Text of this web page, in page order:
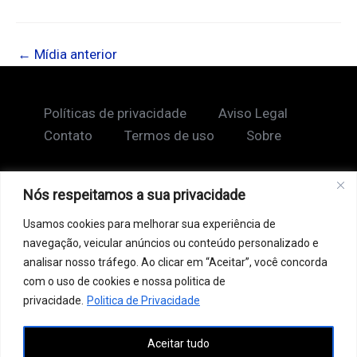
Nós respeitamos a sua privacidade
Usamos cookies para melhorar sua experiência de
navegação, veicular anúncios ou conteúdo personalizado e
analisar nosso tráfego. Ao clicar em “Aceitar”, você concorda
com o uso de cookies e nossa politica de
privacidade. Politica de Privacidade
Aceitar tudo
← Mídia anterior
Políticas de privacidade
Aviso Legal
Contato
Termos de uso Sobre
Ao acessar este site, você concorda com nossos
Termos de Uso e Política de Privacidade. Este site
pode conter links patrocinados, incluindo do Google
AdSense, e links de afiliados. Podemos receber uma
comissão por vendas feitas através desses links. o
conteúdo aqui presente, incluindo textos, é protegido